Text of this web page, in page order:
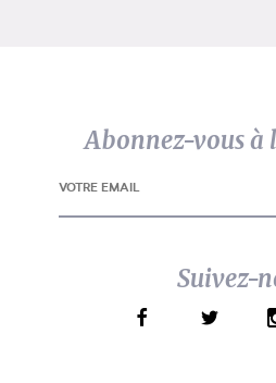
Abonnez-vous à
Suivez-